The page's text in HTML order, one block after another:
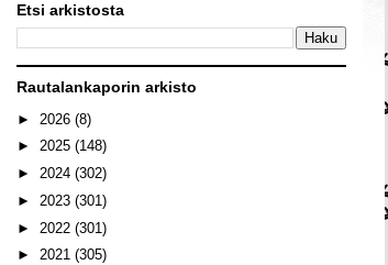
Etsi arkistosta
Rautalankaporin arkisto
► 2026 (8)
► 2025 (148)
► 2024 (302)
► 2023 (301)
► 2022 (301)
► 2021 (305)